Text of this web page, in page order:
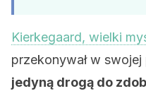
Kierkegaard, wielki
przekonywał w swojej
jedyną drogą do